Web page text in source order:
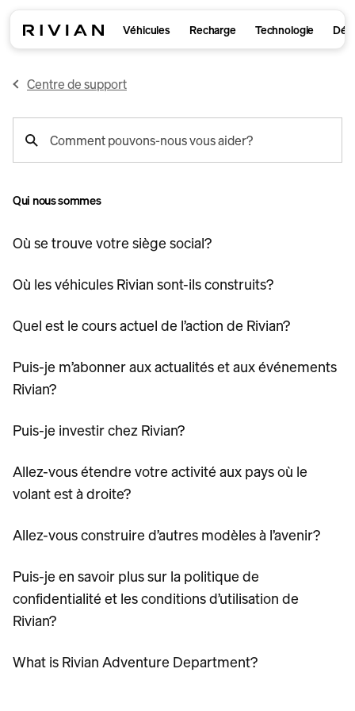
Véhicules Recharge Technologie
Centre de support
support
Comment pouvons-nous vous aider?
Qui nous sommes
Où se trouve votre siège social?
Où les véhicules Rivian sont-ils construits?
Quel est le cours actuel de l’action de Rivian?
Puis-je m’abonner aux actualités et aux événements
Rivian?
Puis-je investir chez Rivian?
Allez-vous étendre votre activité aux pays où le
volant est à droite?
Allez-vous construire d’autres modèles à l’avenir?
Puis-je en savoir plus sur la politique de
confidentialité et les conditions d’utilisation de
Rivian?
What is Rivian Adventure Department?